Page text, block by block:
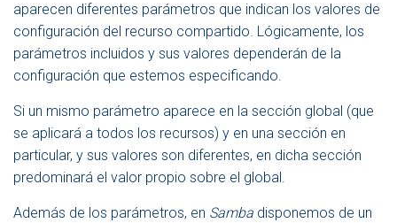
aparecen diferentes parámetros que indican los valores de
configuración del recurso compartido. Lógicamente, los
parámetros incluidos y sus valores dependerán de la
configuración que estemos especificando.
Si un mismo parámetro aparece en la sección global (que
se aplicará a todos los recursos) y en una sección en
particular, y sus valores son diferentes, en dicha sección
predominará el valor propio sobre el global.
Además de los parámetros, en Samba disponemos de un